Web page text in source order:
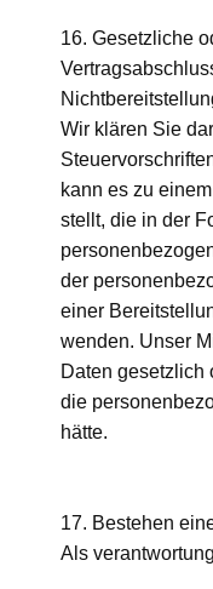
16. Gesetzliche
Wir klären Sie
kann es zu
stellt, die in der
der
einer
wenden. Unser
Daten gesetzlich
die
hätte.
17. Bestehen
Als